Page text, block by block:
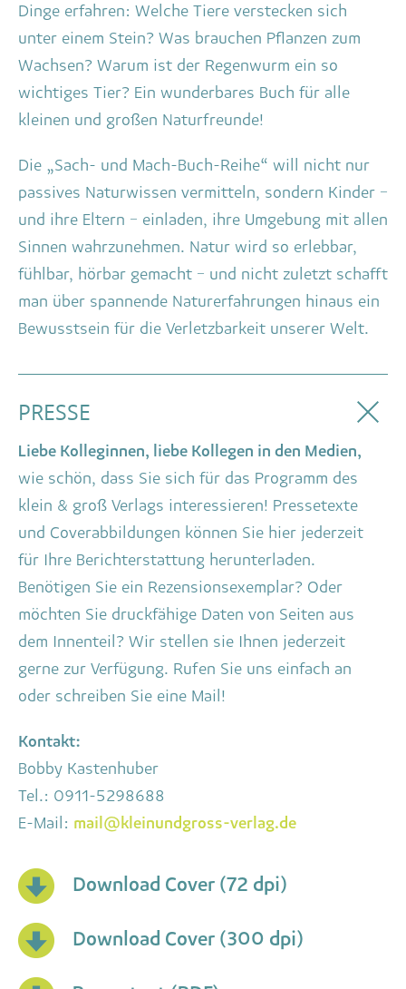
Dinge erfahren: Welche Tiere verstecken sich
unter einem Stein? Was brauchen Pflanzen zum
Wachsen? Warum ist der Regenwurm ein so
wichtiges Tier? Ein wunderbares Buch für alle
kleinen und großen Naturfreunde!
Die „Sach- und Mach-Buch-Reihe“ will nicht nur
passives Naturwissen vermitteln, sondern Kinder –
und ihre Eltern – einladen, ihre Umgebung mit allen
Sinnen wahrzunehmen. Natur wird so erlebbar,
fühlbar, hörbar gemacht – und nicht zuletzt schafft
man über spannende Naturerfahrungen hinaus ein
Bewusstsein für die Verletzbarkeit unserer Welt.
PRESSE
Liebe Kolleginnen, liebe Kollegen in den Medien,
wie schön, dass Sie sich für das Programm des
klein & groß Verlags interessieren! Pressetexte
und Coverabbildungen können Sie hier jederzeit
für Ihre Berichterstattung herunterladen.
Benötigen Sie ein Rezensionsexemplar? Oder
möchten Sie druckfähige Daten von Seiten aus
dem Innenteil? Wir stellen sie Ihnen jederzeit
gerne zur Verfügung. Rufen Sie uns einfach an
oder schreiben Sie eine Mail!
Kontakt:
Bobby Kastenhuber
Tel.: 0911-5298688
E-Mail: mail@kleinundgross-verlag.de
Download Cover (72 dpi)
Download Cover (300 dpi)